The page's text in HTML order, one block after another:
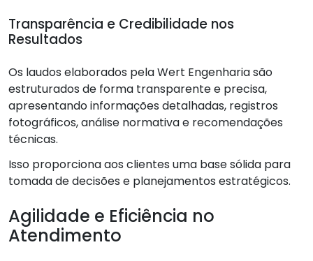
Transparência e Credibilidade nos
Resultados
Os laudos elaborados pela Wert Engenharia são
estruturados de forma transparente e precisa,
apresentando informações detalhadas, registros
fotográficos, análise normativa e recomendações
técnicas.
Isso proporciona aos clientes uma base sólida para
tomada de decisões e planejamentos estratégicos.
Agilidade e Eficiência no
Atendimento